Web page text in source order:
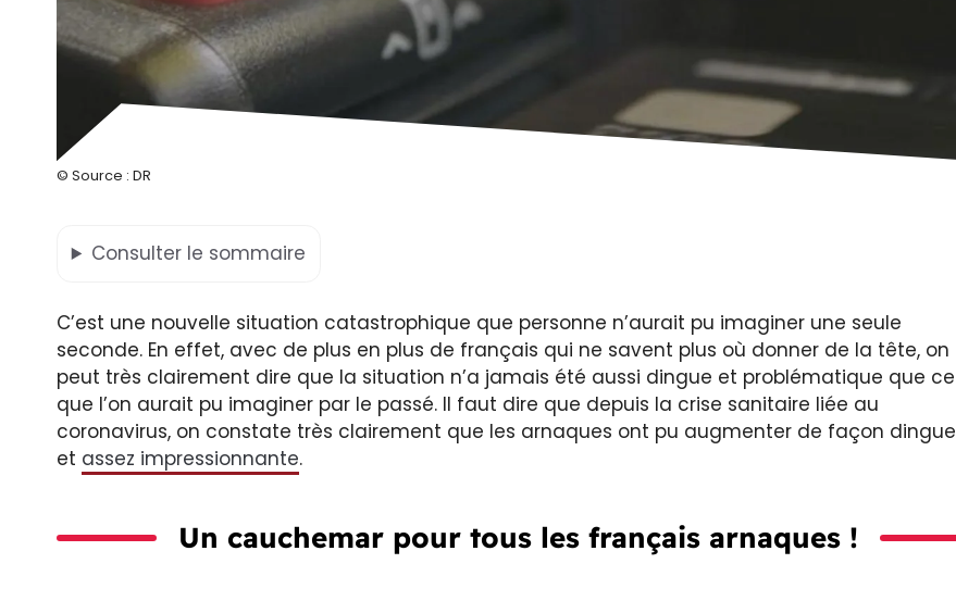
© Source : DR
Consulter le sommaire
C’est une nouvelle situation catastrophique que personne n’aurait pu imaginer une seule
seconde. En effet, avec de plus en plus de français qui ne savent plus où donner de la tête, on
peut très clairement dire que la situation n’a jamais été aussi dingue et problématique que ce
que l’on aurait pu imaginer par le passé. Il faut dire que depuis la crise sanitaire liée au
coronavirus, on constate très clairement que les arnaques ont pu augmenter de façon dingue
et assez impressionnante.
Un cauchemar pour tous les français arnaques !